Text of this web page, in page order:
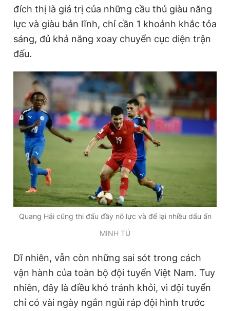
đích thị là giá trị của những cầu thủ giàu năng
lực và giàu bản lĩnh, chỉ cần 1 khoảnh khắc tỏa
sáng, đủ khả năng xoay chuyển cục diện trận
đấu.
Quang Hải cũng thi đấu đầy nỗ lực và để lại nhiều dấu ấn
MINH TÚ
Dĩ nhiên, vẫn còn những sai sót trong cách
vận hành của toàn bộ đội tuyển Việt Nam. Tuy
nhiên, đây là điều khó tránh khỏi, vì đội tuyển
chỉ có vài ngày ngắn ngủi ráp đội hình trước